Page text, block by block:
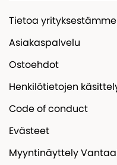
Tietoa yrityksestämme
Asiakaspalvelu
Ostoehdot
Henkilötietojen
Code of conduct
Evästeet
Myyntinäyttely